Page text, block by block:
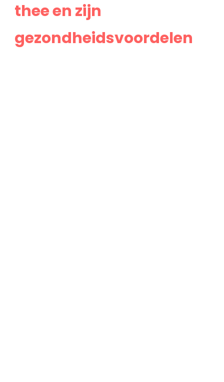
thee en zijn
gezondheidsvoordelen